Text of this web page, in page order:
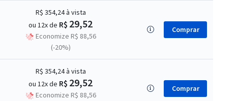
R$ 354,24à vista
ou 12x de R$ 29,52
Economize R$ 88,56
(-20%)
Comprar
R$ 354,24à vista
ou 12x de R$ 29,52
Economize R$ 88,56
Comprar